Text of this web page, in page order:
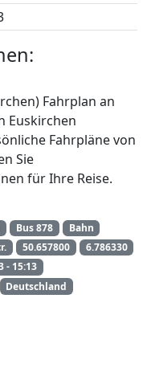
Fahrplan an
Euskirchen
Fahrpläne von
Sie
für Ihre Reise.
Bus 878
Bahn
50.657800
6.786330
- 15:13
Deutschland